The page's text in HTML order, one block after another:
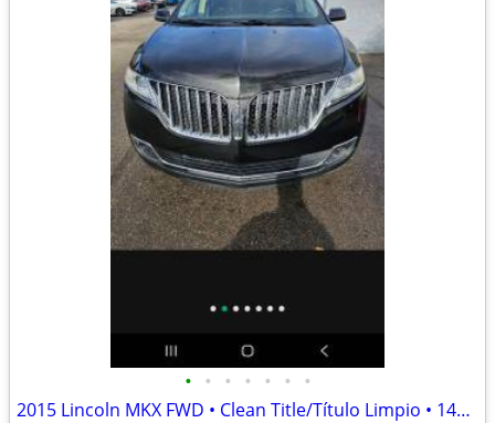
• • • • • • •
2015 Lincoln MKX FWD • Clean Title/Título Limpio • 145K Miles • $5,900